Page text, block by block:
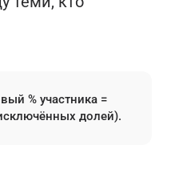
% участника =
долей).